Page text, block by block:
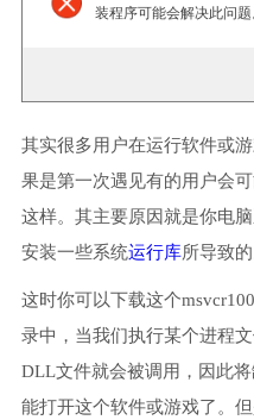
装程序可能会解决此问题
其实很多用户在运行软件或
果是第一次遇见有的用户会
这样。其主要原因就是你电
安装一些系统运行库所导致的
这时你可以下载这个
录中，当我们执行某个进程
DLL文件就会被调用，因此
能打开这个软件或游戏了。